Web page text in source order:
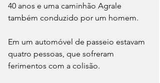
40 anos e uma caminhão Agrale
também conduzido por um homem.
Em um automóvel de passeio estavam
quatro pessoas, que sofreram
ferimentos com a colisão.